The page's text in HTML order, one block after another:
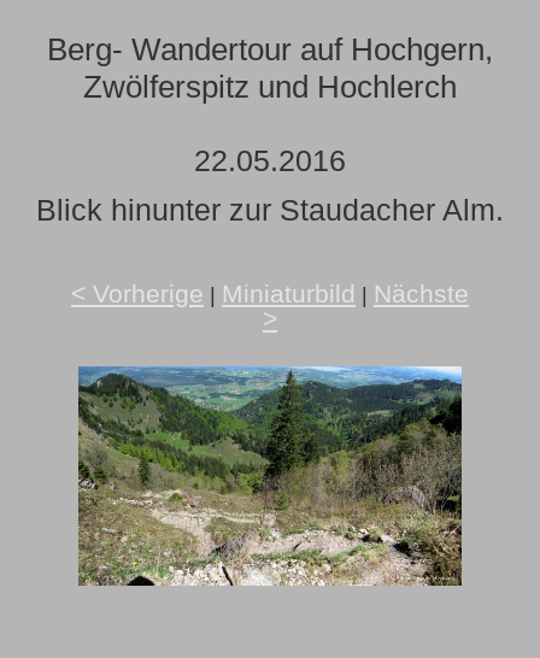
Berg- Wandertour auf Hochgern,
Zwölferspitz und Hochlerch
22.05.2016
Blick hinunter zur Staudacher Alm.
< Vorherige Miniaturbild
Nächste
>